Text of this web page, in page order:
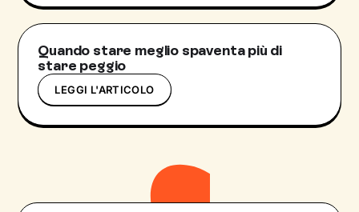
Quando stare meglio spaventa più di
stare peggio
LEGGI L'ARTICOLO